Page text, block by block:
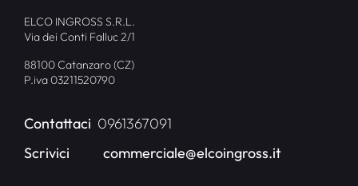
ELCO INGROSS S.R.L.
Via dei Conti Falluc 2/1
88100 Catanzaro (CZ)
P.iva 03211520790
Contattaci 0961367091
Scrivici
commerciale@elcoingross.it